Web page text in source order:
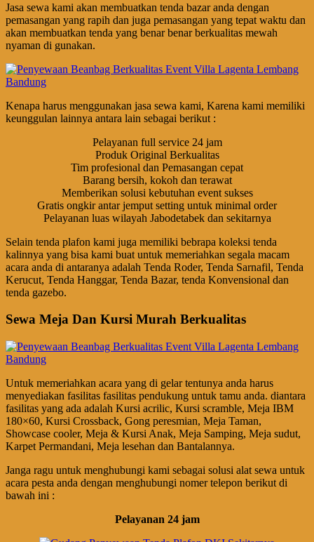
Jasa sewa kami akan membuatkan tenda bazar anda dengan
pemasangan yang rapih dan juga pemasangan yang tepat waktu dan
akan membuatkan tenda yang benar benar berkualitas mewah
nyaman di gunakan.
Kenapa harus menggunakan jasa sewa kami, Karena kami memiliki
keunggulan lainnya antara lain sebagai berikut :
Pelayanan full service 24 jam
Produk Original Berkualitas
Tim profesional dan Pemasangan cepat
Barang bersih, kokoh dan terawat
Memberikan solusi kebutuhan event sukses
Gratis ongkir antar jemput setting untuk minimal order
Pelayanan luas wilayah Jabodetabek dan sekitarnya
Selain tenda plafon kami juga memiliki bebrapa koleksi tenda
kalinnya yang bisa kami buat untuk memeriahkan segala macam
acara anda di antaranya adalah Tenda Roder, Tenda Sarnafil, Tenda
Kerucut, Tenda Hanggar, Tenda Bazar, tenda Konvensional dan
tenda gazebo.
Sewa Meja Dan Kursi Murah Berkualitas
Untuk memeriahkan acara yang di gelar tentunya anda harus
menyediakan fasilitas fasilitas pendukung untuk tamu anda. diantara
fasilitas yang ada adalah Kursi acrilic, Kursi scramble, Meja IBM
180×60, Kursi Crossback, Gong peresmian, Meja Taman,
Showcase cooler, Meja & Kursi Anak, Meja Samping, Meja sudut,
Karpet Permandani, Meja lesehan dan Bantalannya.
Janga ragu untuk menghubungi kami sebagai solusi alat sewa untuk
acara pesta anda dengan menghubungi nomer telepon berikut di
bawah ini :
Pelayanan 24 jam